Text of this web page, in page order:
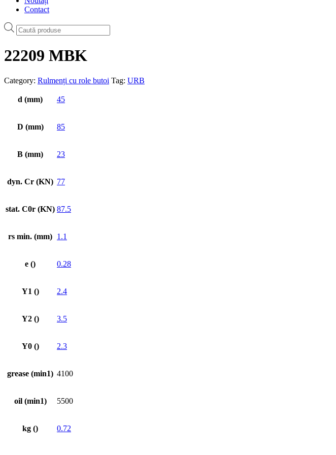
Contact
Products
search
22209 MBK
Category: Rulmenți cu role butoi Tag: URB
d (mm) 45
D (mm) 85
B (mm) 23
dyn. Cr (KN) 77
stat. C0r (KN) 87.5
rs min. (mm) 1.1
e () 0.28
Y1 () 2.4
Y2 () 3.5
Y0 () 2.3
grease (min1) 4100
oil (min1) 5500
kg () 0.72